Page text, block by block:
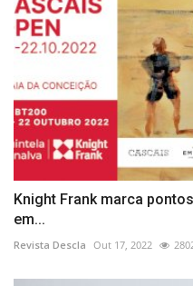
Knight Frank marca
em...
Revista Descla Out 17, 2022